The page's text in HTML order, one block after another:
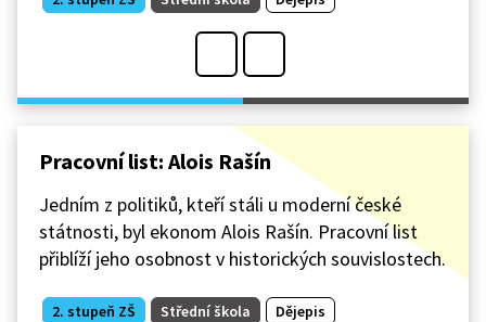
Pracovní list: Alois Rašín
Jedním z politiků, kteří stáli u moderní české
státnosti, byl ekonom Alois Rašín. Pracovní list
přiblíží jeho osobnost v historických souvislostech.
2. stupeň ZŠ Střední škola Dějepis